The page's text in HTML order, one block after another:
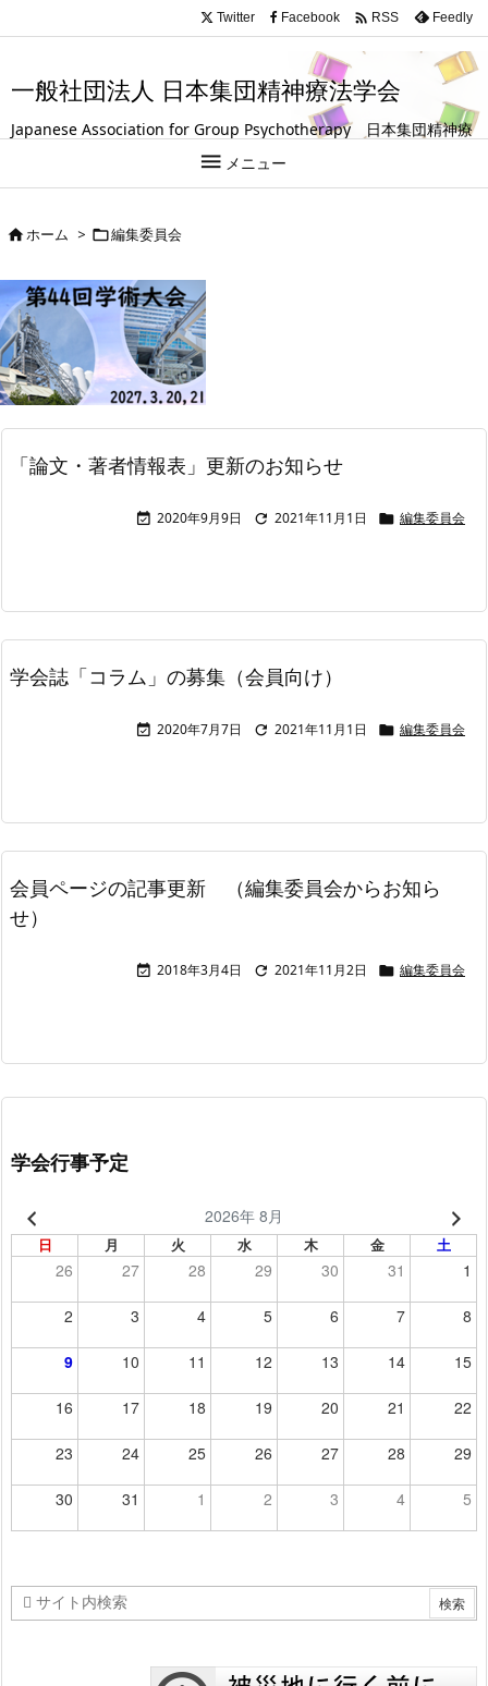
.entry-title, #front-page-title { text-align: left; }
一般社団法人 日本集団精神療法学会
Japanese Association for Group Psychotherapy 日本集団精神療
法学会は、グループ（集団）を活用して人の成長や回復を支援する
試みを探求している学会です。
 メニュー
Twitter Facebook  RSS Feedly
ホーム > 編集委員会
「論文・著者情報表」更新のお知らせ
 2020年9月9日  2021年11月1日  編集委員会
学会誌「コラム」の募集（会員向け）
 2020年7月7日  2021年11月1日  編集委員会
会員ページの記事更新 （編集委員会からお知ら
せ）
 2018年3月4日  2021年11月2日  編集委員会
学会行事予定
2026年 8月
日 月 火 水 木 金 土
26 27 28 29 30 31 1
2 3 4 5 6 7 8
9 10 11 12 13 14 15
16 17 18 19 20 21 22
23 24 25 26 27 28 29
30 31 1 2 3 4 5